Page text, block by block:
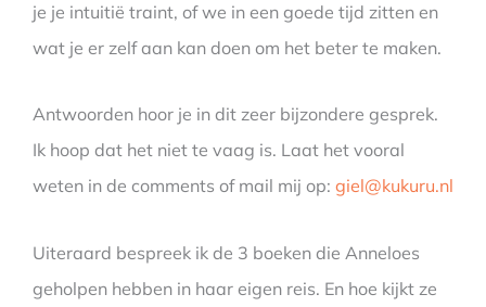
je je intuitië traint, of we in een goede tijd zitten en
wat je er zelf aan kan doen om het beter te maken.
Antwoorden hoor je in dit zeer bijzondere gesprek.
Ik hoop dat het niet te vaag is. Laat het vooral
weten in de comments of mail mij op: giel@kukuru.nl
Uiteraard bespreek ik de 3 boeken die Anneloes
geholpen hebben in haar eigen reis. En hoe kijkt ze